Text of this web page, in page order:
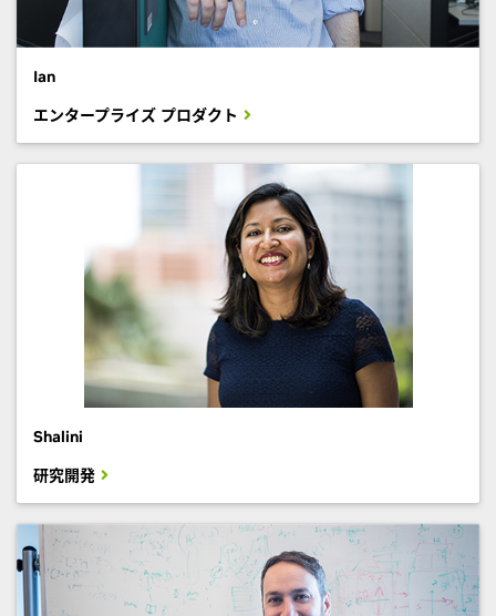
Ian
エンタープライズ プロダクト
Shalini
研究開発